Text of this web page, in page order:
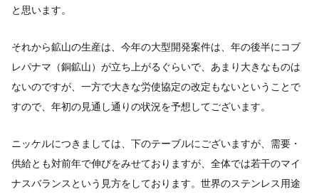
と思います。
それから鉱山の生産は、今年の大型開発案件は、年の後半にコブ
レパナマ（銅鉱山）が立ち上がるぐらいで、あまり大きなものは
ないのですが、一方で大きな労使協定の改定もないということで
すので、年初の見通し通りの状況を予想してございます。
ニッケルにつきましては、下のテーブルにございますが、需要・
供給とも対前年で伸びをみせておりますが、全体では若干のマイ
ナスバランスという見方をしております。世界のステンレス用途